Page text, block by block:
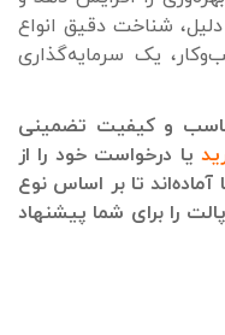
شناخت دقیق انواع
یک سرمایه‌گذاری
و کیفیت تضمینی
یا درخواست خود را از
تا بر اساس نوع
را برای شما پیشنهاد